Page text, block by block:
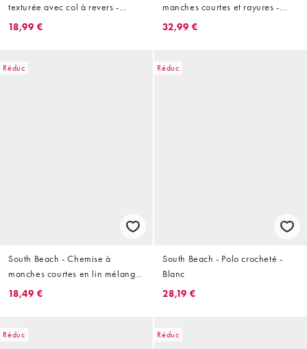
texturée avec col à revers -
Crème
18,99 €
manches courtes et rayures -
Kaki
32,99 €
Réduc
South Beach - Chemise à
manches courtes en lin mélangé
- Bleu moyen
18,49 €
Réduc
South Beach - Polo crocheté -
Blanc
28,19 €
Réduc Réduc